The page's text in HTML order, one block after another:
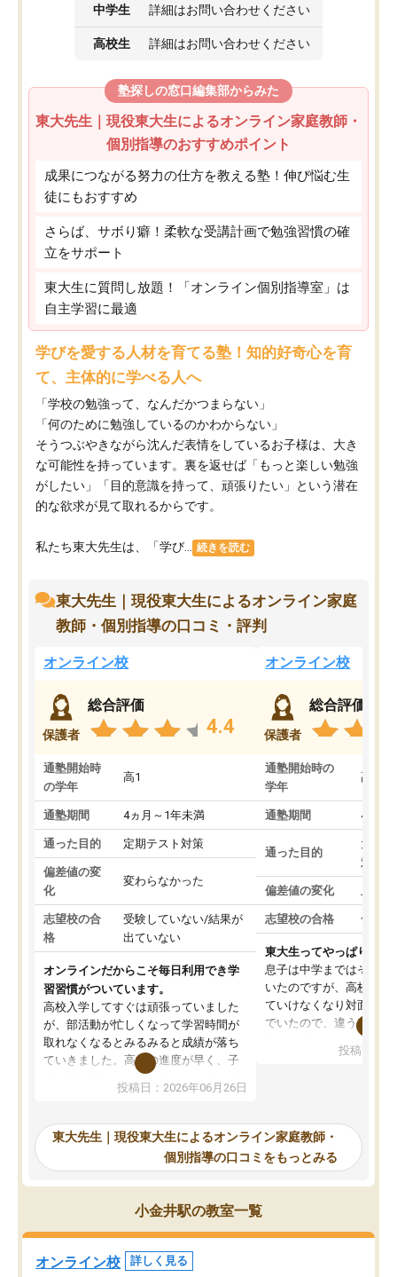
中学生 詳細はお問い合わせください
高校生 詳細はお問い合わせください
塾探しの窓口編集部からみた
東大先生｜現役東大生によるオンライン家庭教師・
個別指導のおすすめポイント
成果につながる努力の仕方を教える塾！伸び悩む生
徒にもおすすめ
さらば、サボり癖！柔軟な受講計画で勉強習慣の確
立をサポート
東大生に質問し放題！「オンライン個別指導室」は
自主学習に最適
学びを愛する人材を育てる塾！知的好奇心を育
て、主体的に学べる人へ
「学校の勉強って、なんだかつまらない」
「何のために勉強しているのかわからない」
そうつぶやきながら沈んだ表情をしているお子様は、大き
な可能性を持っています。裏を返せば「もっと楽しい勉強
がしたい」「目的意識を持って、頑張りたい」という潜在
的な欲求が見て取れるからです。
私たち東大先生は、「学び... 続きを読む
東大先生｜現役東大生によるオンライン家庭
教師・個別指導の口コミ・評判
オンライン校
保護者
総合評価
4.4
通塾開始時
の学年
高1
通塾期間 4ヵ月～1年未満
通った目的 定期テスト対策
偏差値の変
化
変わらなかった
志望校の合
格
受験していない/結果が
出ていない
オンラインだからこそ毎日利用でき学
習習慣がついています。
高校入学してすぐは頑張っていました
が、部活動が忙しくなって学習時間が
取れなくなるとみるみると成績が落ち
ていきました。高校の進度が早く、子
供も家に帰って勉強の話すると嫌な反
応を示します。東大先生にお願いして
れるので、親としても安心です。毎日
使える自習室とかもあり、わからない
ところがあれば先生が回答してくれる
のも重宝しています。
投稿日：2026年06月26日
オンライン校
保護者
総合評価
通塾開始時の
学年
高3
通塾期間 4ヵ月
通った目的
大学
対策
偏差値の変化 上が
志望校の合格 合格
東大生ってやっぱりすご
息子は中学まではそこそ
いたのですが、高校に入
ていけなくなり対面の塾
でいたので、違うアプロ
で、当初は模試でD判定
自習室が毎日使えていつ
るのが心強かったよう
謝です。
投稿日：
東大先生｜現役東大生によるオンライン家庭教師・
個別指導の口コミをもっとみる
小金井駅の教室一覧
オンライン校 詳しく見る